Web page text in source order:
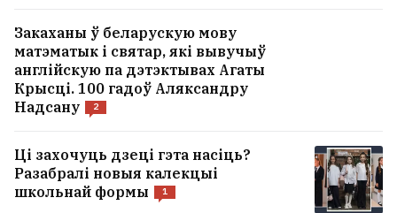
Закаханы ў беларускую мову
матэматык і святар, які вывучыў
англійскую па дэтэктывах Агаты
Крысці. 100 гадоў Аляксандру
Надсану
2
Ці захочуць дзеці гэта насіць?
Разабралі новыя калекцыі
школьнай формы
1